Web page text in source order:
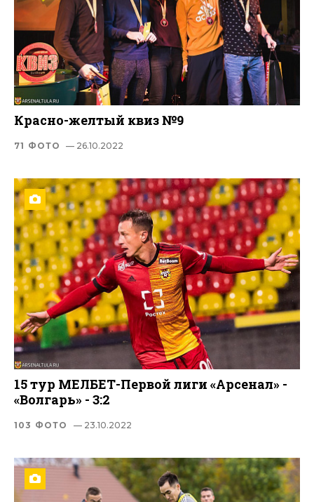
Красно-желтый квиз №9
71 ФОТО — 26.10.2022
15 тур МЕЛБЕТ-Первой лиги «Арсенал» -
«Волгарь» - 3:2
103 ФОТО — 23.10.2022